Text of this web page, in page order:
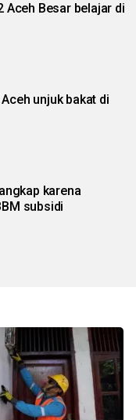
Aceh Besar belajar di
unjuk bakat di
karena
subsidi